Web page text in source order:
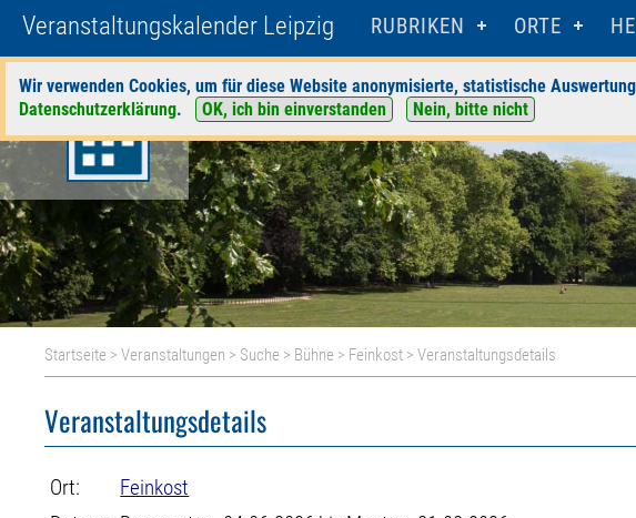
Veranstaltungskalender Leipzig RUBRIKEN ORTE
Wir verwenden Cookies, um für diese Website anonymisierte, statistische
Datenschutzerklärung. OK, ich bin einverstanden Nein, bitte nicht
Startseite >Veranstaltungen > Suche > Bühne > Feinkost > Veranstaltungsdetails
Veranstaltungsdetails
Ort:
Feinkost